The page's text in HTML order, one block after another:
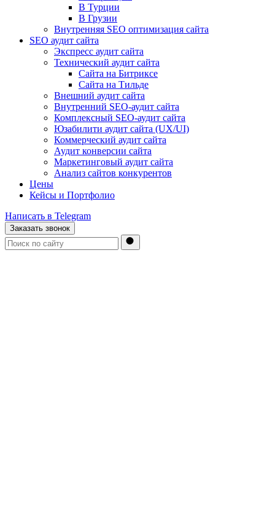
В Турции
В Грузии
Внутренняя SEO оптимизация сайта
SEO аудит сайта
Экспресс аудит сайта
Технический аудит сайта
Сайта на Битриксе
Сайта на Тильде
Внешний аудит сайта
Внутренний SEO-аудит сайта
Комплексный SEO-аудит сайта
Юзабилити аудит сайта (UX/UI)
Коммерческий аудит сайта
Аудит конверсии сайта
Маркетинговый аудит сайта
Анализ сайтов конкурентов
Цены
Кейсы и Портфолио
Написать в Telegram
Заказать звонок